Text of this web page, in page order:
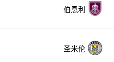
伯恩利
圣米伦